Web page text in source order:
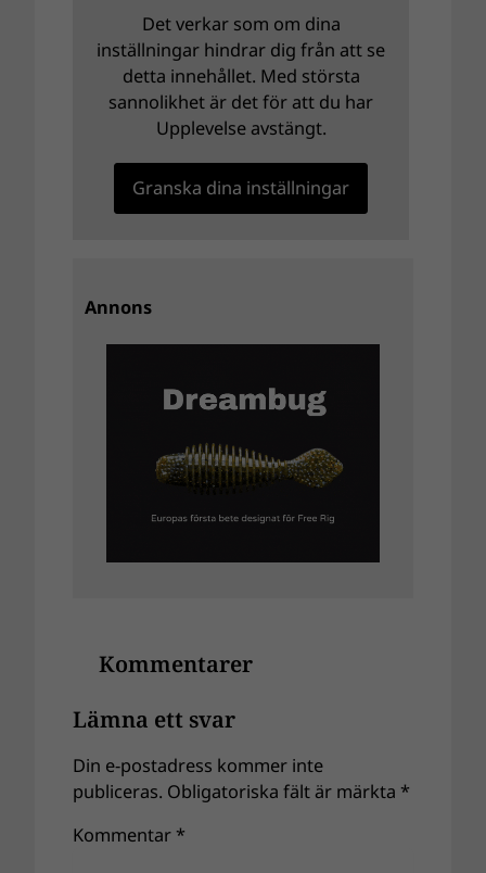
Det verkar som om dina
inställningar hindrar dig från att se
detta innehållet. Med största
sannolikhet är det för att du har
Upplevelse avstängt.
Granska dina inställningar
Annons
Kommentarer
Lämna ett svar
Din e-postadress kommer inte
publiceras. Obligatoriska fält är märkta *
Kommentar *